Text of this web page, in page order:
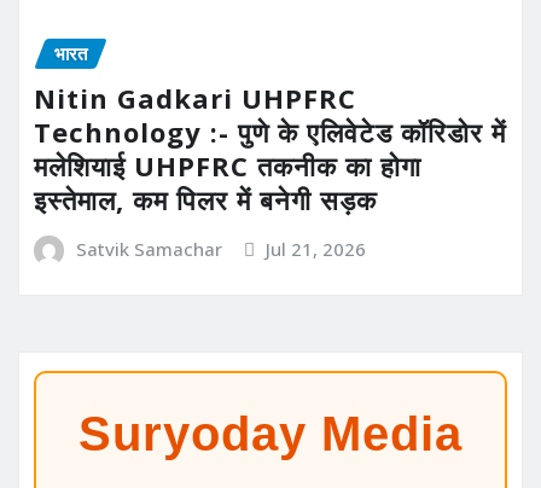
भारत
Nitin Gadkari UHPFRC
Technology :- पुणे के एलिवेटेड कॉरिडोर में
मलेशियाई UHPFRC तकनीक का होगा
इस्तेमाल, कम पिलर में बनेगी सड़क
Satvik Samachar Jul 21, 2026
Suryoday Media